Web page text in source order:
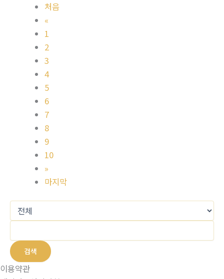
처음
«
1
2
3
4
5
6
7
8
9
10
»
마지막
검색
이용약관